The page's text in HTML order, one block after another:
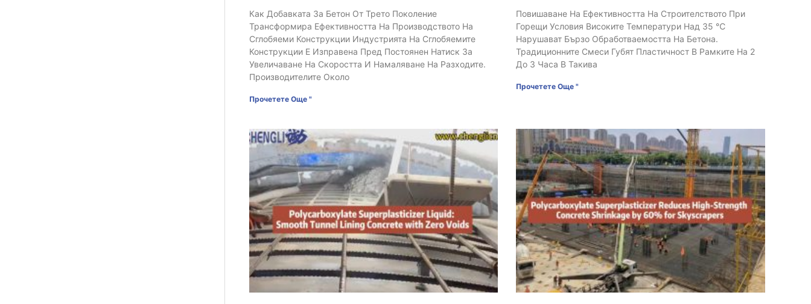
Как Добавката За Бетон От Трето Поколение
Трансформира Ефективността На Производството На
Сглобяеми Конструкции Индустрията На Сглобяемите
Конструкции Е Изправена Пред Постоянен Натиск За
Увеличаване На Скоростта И Намаляване На Разходите.
Производителите Около
Прочетете Още "
Повишаване На Ефективността На Строителството При
Горещи Условия Високите Температури Над 35 ℃
Нарушават Бързо Обработваемостта На Бетона.
Традиционните Смеси Губят Пластичност В Рамките На 2
До 3 Часа В Такива
Прочетете Още "